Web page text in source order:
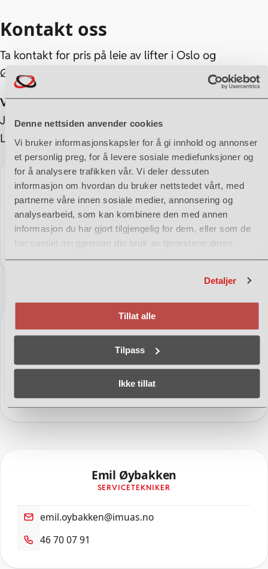
Denne nettsiden anvender cookies
Vi bruker informasjonskapsler for å gi innhold og annonser
et personlig preg, for å levere sosiale mediefunksjoner og
for å analysere trafikken vår. Vi deler dessuten
informasjon om hvordan du bruker nettstedet vårt, med
partnerne våre innen sosiale medier, annonsering og
analysearbeid, som kan kombinere den med annen
informasjon du har gjort tilgjengelig for dem, eller som de
har samlet inn gjennom din bruk av tjenestene deres.
Detaljer
Tillat alle
Tilpass
Ikke tillat
Kontakt oss
Ta kontakt for pris på leie av lifter i Oslo og
Østlandet.
Vi leverer der du trenger det:Oslo, Lillestrøm,
Jessheim, Lørenskog, Gjøvik, Hamar, Lillehammer,
Land, Valdres.
Tor Erik Granvoll
DRIFTSLEDER
tor.erik.granvoll@imuas.no
90 62 52 29
Cato Andersen
cato.andersen@imuas.no
Emil Øybakken
SERVICETEKNIKER
emil.oybakken@imuas.no
46 70 07 91